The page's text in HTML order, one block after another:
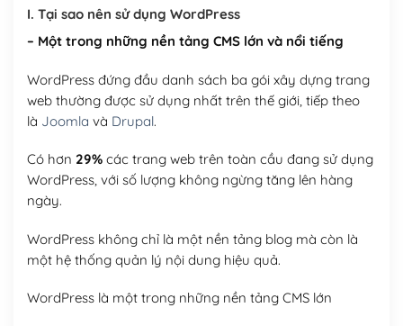
I. Tại sao nên sử dụng WordPress
– Một trong những nền tảng CMS lớn và nổi tiếng
WordPress đứng đầu danh sách ba gói xây dựng trang
web thường được sử dụng nhất trên thế giới, tiếp theo
là Joomla và Drupal.
Có hơn 29%các trang web trên toàn cầu đang sử dụng
WordPress, với số lượng không ngừng tăng lên hàng
ngày.
WordPress không chỉ là một nền tảng blog mà còn là
một hệ thống quản lý nội dung hiệu quả.
WordPress là một trong những nền tảng CMS lớn